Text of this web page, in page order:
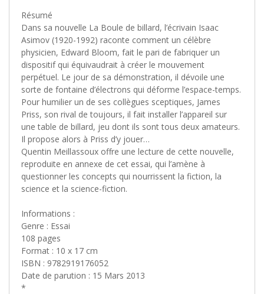
Résumé
Dans sa nouvelle La Boule de billard, l’écrivain Isaac
Asimov (1920-1992) raconte comment un célèbre
physicien, Edward Bloom, fait le pari de fabriquer un
dispositif qui équivaudrait à créer le mouvement
perpétuel. Le jour de sa démonstration, il dévoile une
sorte de fontaine d’électrons qui déforme l’espace-temps.
Pour humilier un de ses collègues sceptiques, James
Priss, son rival de toujours, il fait installer l’appareil sur
une table de billard, jeu dont ils sont tous deux amateurs.
Il propose alors à Priss d’y jouer…
Quentin Meillassoux offre une lecture de cette nouvelle,
reproduite en annexe de cet essai, qui l’amène à
questionner les concepts qui nourrissent la fiction, la
science et la science-fiction.
Informations :
Genre : Essai
108 pages
Format : 10 x 17 cm
ISBN : 9782919176052
Date de parution : 15 Mars 2013
*